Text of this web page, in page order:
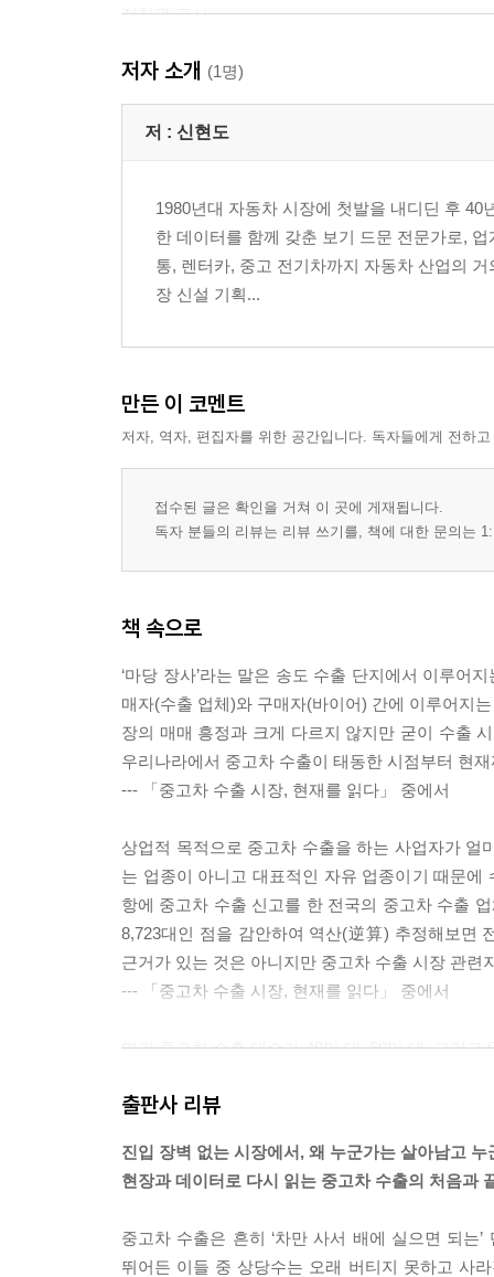
지침과 고시
태동기(1998년 이전) | 성장기(1998~2010년) | 도
6. 세계 시장이 찾는 한국 차
HS 코드로 본 수출 순위 | 수출 말소 기준으로 본
2장 중고차 수출 환경, 흐름 파악하기
1. 나라마다 다른 수입 규제 들여다보기
수입 규제, 어떻게 이해할까? | 규제 뒤에 숨은 이
가장 강력한 경쟁자, 일본 | 대형 시장, 미국의 수
4. 시장을 흔드는 외부의 변수
수익을 좌우하는 환율 | 수출을 좌우하는 물류의
3장 중고차 수출 실무, 처음부터 끝까지
읽는 힘, 정보와 네트워크
2. 바이어를 부르는 수출 마케팅
중고차 수출 마케팅이란? | 현장에서 배우는 마케
3. 꼭 알아야 할 서식과 서류
매입과 말소 단계 | 계약부터 통관까지 | 해상·운송
4. 초보 사업자가 꼭 알아야 할 것
1. 어떻게 시작할 것인가?
2. 백인백색 입문 동기
3. 무엇을, 어떻게 배울까?
4. 사업의 크기를 결정하는 자금 구조
5. 어디서 시작할 것인가
6. 현장의 목소리: 사업자들이 겪는 어려움
1. 주요 국가 연도별 차종(차급)별 수출 통계
차군·차급별 HS 코드 | 한국 중고차 수출 현황 |
저자 소개 (1명)
저 : 신현도
1980년대 자동차 시장에 첫발을 내디딘 후 40
한 데이터를 함께 갖춘 보기 드문 전문가로,
통, 렌터카, 중고 전기차까지 자동차 산업의
장 신설 기획...
만든 이 코멘트
저자, 역자, 편집자를 위한 공간입니다. 독자들에게 전하
접수된 글은 확인을 거쳐 이 곳에 게재됩니다.
독자 분들의 리뷰는 리뷰 쓰기를, 책에 대한 문의는
책 속으로
‘마당 장사’라는 말은 송도 수출 단지에서 이루어
매자(수출 업체)와 구매자(바이어) 간에 이루어지
장의 매매 흥정과 크게 다르지 않지만 굳이 수출
우리나라에서 중고차 수출이 태동한 시점부터 현
--- 「중고차 수출 시장, 현재를 읽다」 중에서
상업적 목적으로 중고차 수출을 하는 사업자가
는 업종이 아니고 대표적인 자유 업종이기 때문
항에 중고차 수출 신고를 한 전국의 중고차 수출
8,723대인 점을 감안하여 역산(逆算) 추정해보면
근거가 있는 것은 아니지만 중고차 수출 시장 관
--- 「중고차 수출 시장, 현재를 읽다」 중에서
연간 중고차 수출 대수가 40만 대, 60만 대, 그리
되었고 그러한 중고차 수요가 결국 한국 중고차
--- 「중고차 수출 시장, 현재를 읽다」 중에서
을 제한하는데, 이는 중고차의 단순 수입·유통과
출판사 리뷰
진입 장벽 없는 시장에서, 왜 누군가는 살아남고
현장과 데이터로 다시 읽는 중고차 수출의 처음과
중고차 수출은 흔히 ‘차만 사서 배에 실으면 되
뛰어든 이들 중 상당수는 오래 버티지 못하고 사